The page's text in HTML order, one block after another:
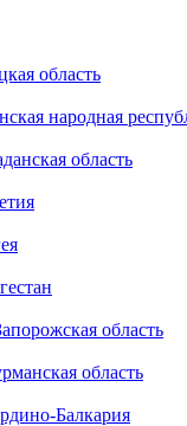
область
народная
область
область
область
Балкария